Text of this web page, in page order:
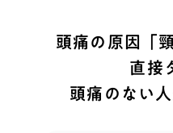
頭痛の原因「
直接
頭痛のない